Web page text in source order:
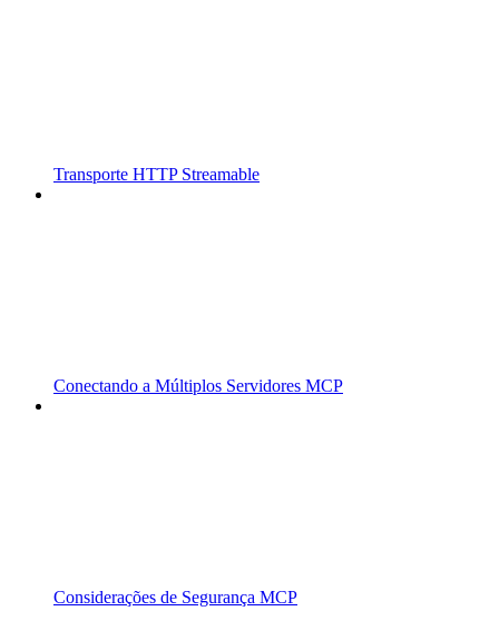
Transporte HTTP Streamable
Conectando a Múltiplos Servidores MCP
Considerações de Segurança MCP